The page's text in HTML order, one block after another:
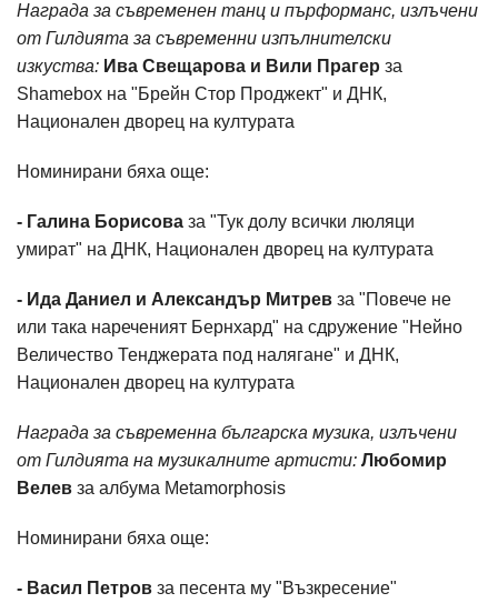
Награда за съвременен танц и пърформанс, излъчени
от Гилдията за съвременни изпълнителски
изкуства: Ива Свещарова и Вили Прагер за
Shamebox на "Брейн Стор Проджект" и ДНК,
Национален дворец на културата
Номинирани бяха още:
- Галина Борисова за "Тук долу всички люляци
умират" на ДНК, Национален дворец на културата
- Ида Даниел и Александър Митрев за "Повече не
или така нареченият Бернхард" на сдружение "Нейно
Величество Тенджерата под налягане" и ДНК,
Национален дворец на културата
Награда за съвременна българска музика, излъчени
от Гилдията на музикалните артисти: Любомир
Велев за албума Metamorphosis
Номинирани бяха още:
- Васил Петров за песента му "Възкресение"